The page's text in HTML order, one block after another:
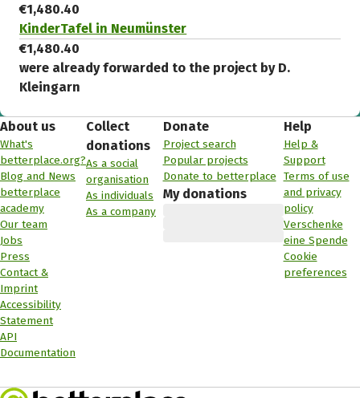
€1,480.40
KinderTafel in Neumünster
€1,480.40
were already forwarded to the project by D.
Kleingarn
About us
What's
betterplace.org?
Blog and News
betterplace
academy
Our team
Jobs
Press
Contact &
Imprint
Accessibility
Statement
API
Documentation
Collect
donations
As a social
organisation
As individuals
As a company
Donate
Project search
Popular projects
Donate to betterplace
My donations
Help
Help &
Support
Terms of use
and privacy
policy
Verschenke
eine Spende
Cookie
preferences